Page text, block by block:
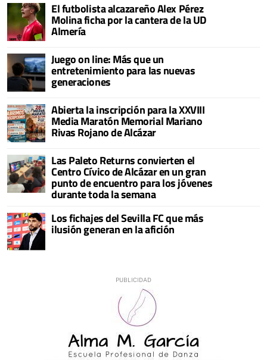
El futbolista alcazareño Alex Pérez
Molina ficha por la cantera de la UD
Almería
Juego on line: Más que un
entretenimiento para las nuevas
generaciones
Abierta la inscripción para la XXVIII
Media Maratón Memorial Mariano
Rivas Rojano de Alcázar
Las Paleto Returns convierten el
Centro Cívico de Alcázar en un gran
punto de encuentro para los jóvenes
durante toda la semana
Los fichajes del Sevilla FC que más
ilusión generan en la afición